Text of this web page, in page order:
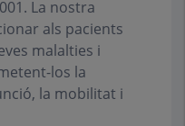
La nostra
als pacients
malalties i
los la
la mobilitat i